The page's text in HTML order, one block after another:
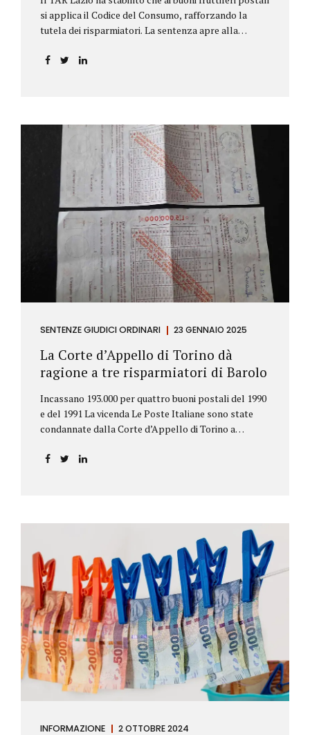
si applica il Codice del Consumo, rafforzando la
tutela dei risparmiatori. La sentenza apre alla
capitale o interessi per mancanza di informazioni
SENTENZE GIUDICI ORDINARI 23 GENNAIO 2025
La Corte d’Appello di Torino dà
ragione a tre risparmiatori di Barolo
Incassano 193.000 per quattro buoni postali del 1990
e del 1991 La vicenda Le Poste Italiane sono state
condannate dalla Corte d’Appello di Torino a
per oltre 193.000,00 euro: la sentenza ribalta la
causa di una modifica dei rendimenti risalente al 1986,
precedente alla loro sottoscrizione, e di un timbro
che Poste aveva messo sopra la tabella, la quale
riportava un generico...
INFORMAZIONE 2 OTTOBRE 2024